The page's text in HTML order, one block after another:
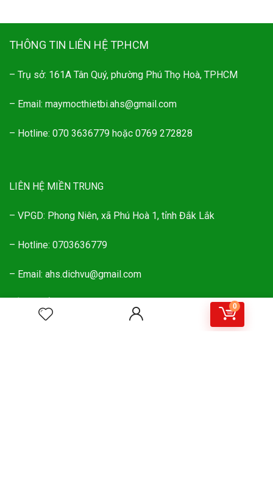
0
THÔNG TIN LIÊN HỆ TP.HCM
– Trụ sở: 161A Tân Quý, phường Phú Thọ Hoà, TPHCM
– Email: maymocthietbi.ahs@gmail.com
– Hotline: 070 3636779 hoặc 0769 272828
LIÊN HỆ MIỀN TRUNG
– VPGD: Phong Niên, xã Phú Hoà 1, tỉnh Đắk Lắk
– Hotline: 0703636779
– Email: ahs.dichvu@gmail.com